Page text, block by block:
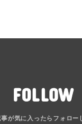
FOLLOW